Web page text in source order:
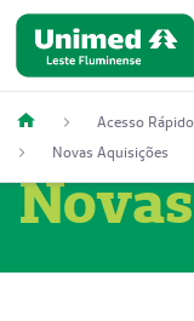
Acesso Rápido
Novas Aquisições